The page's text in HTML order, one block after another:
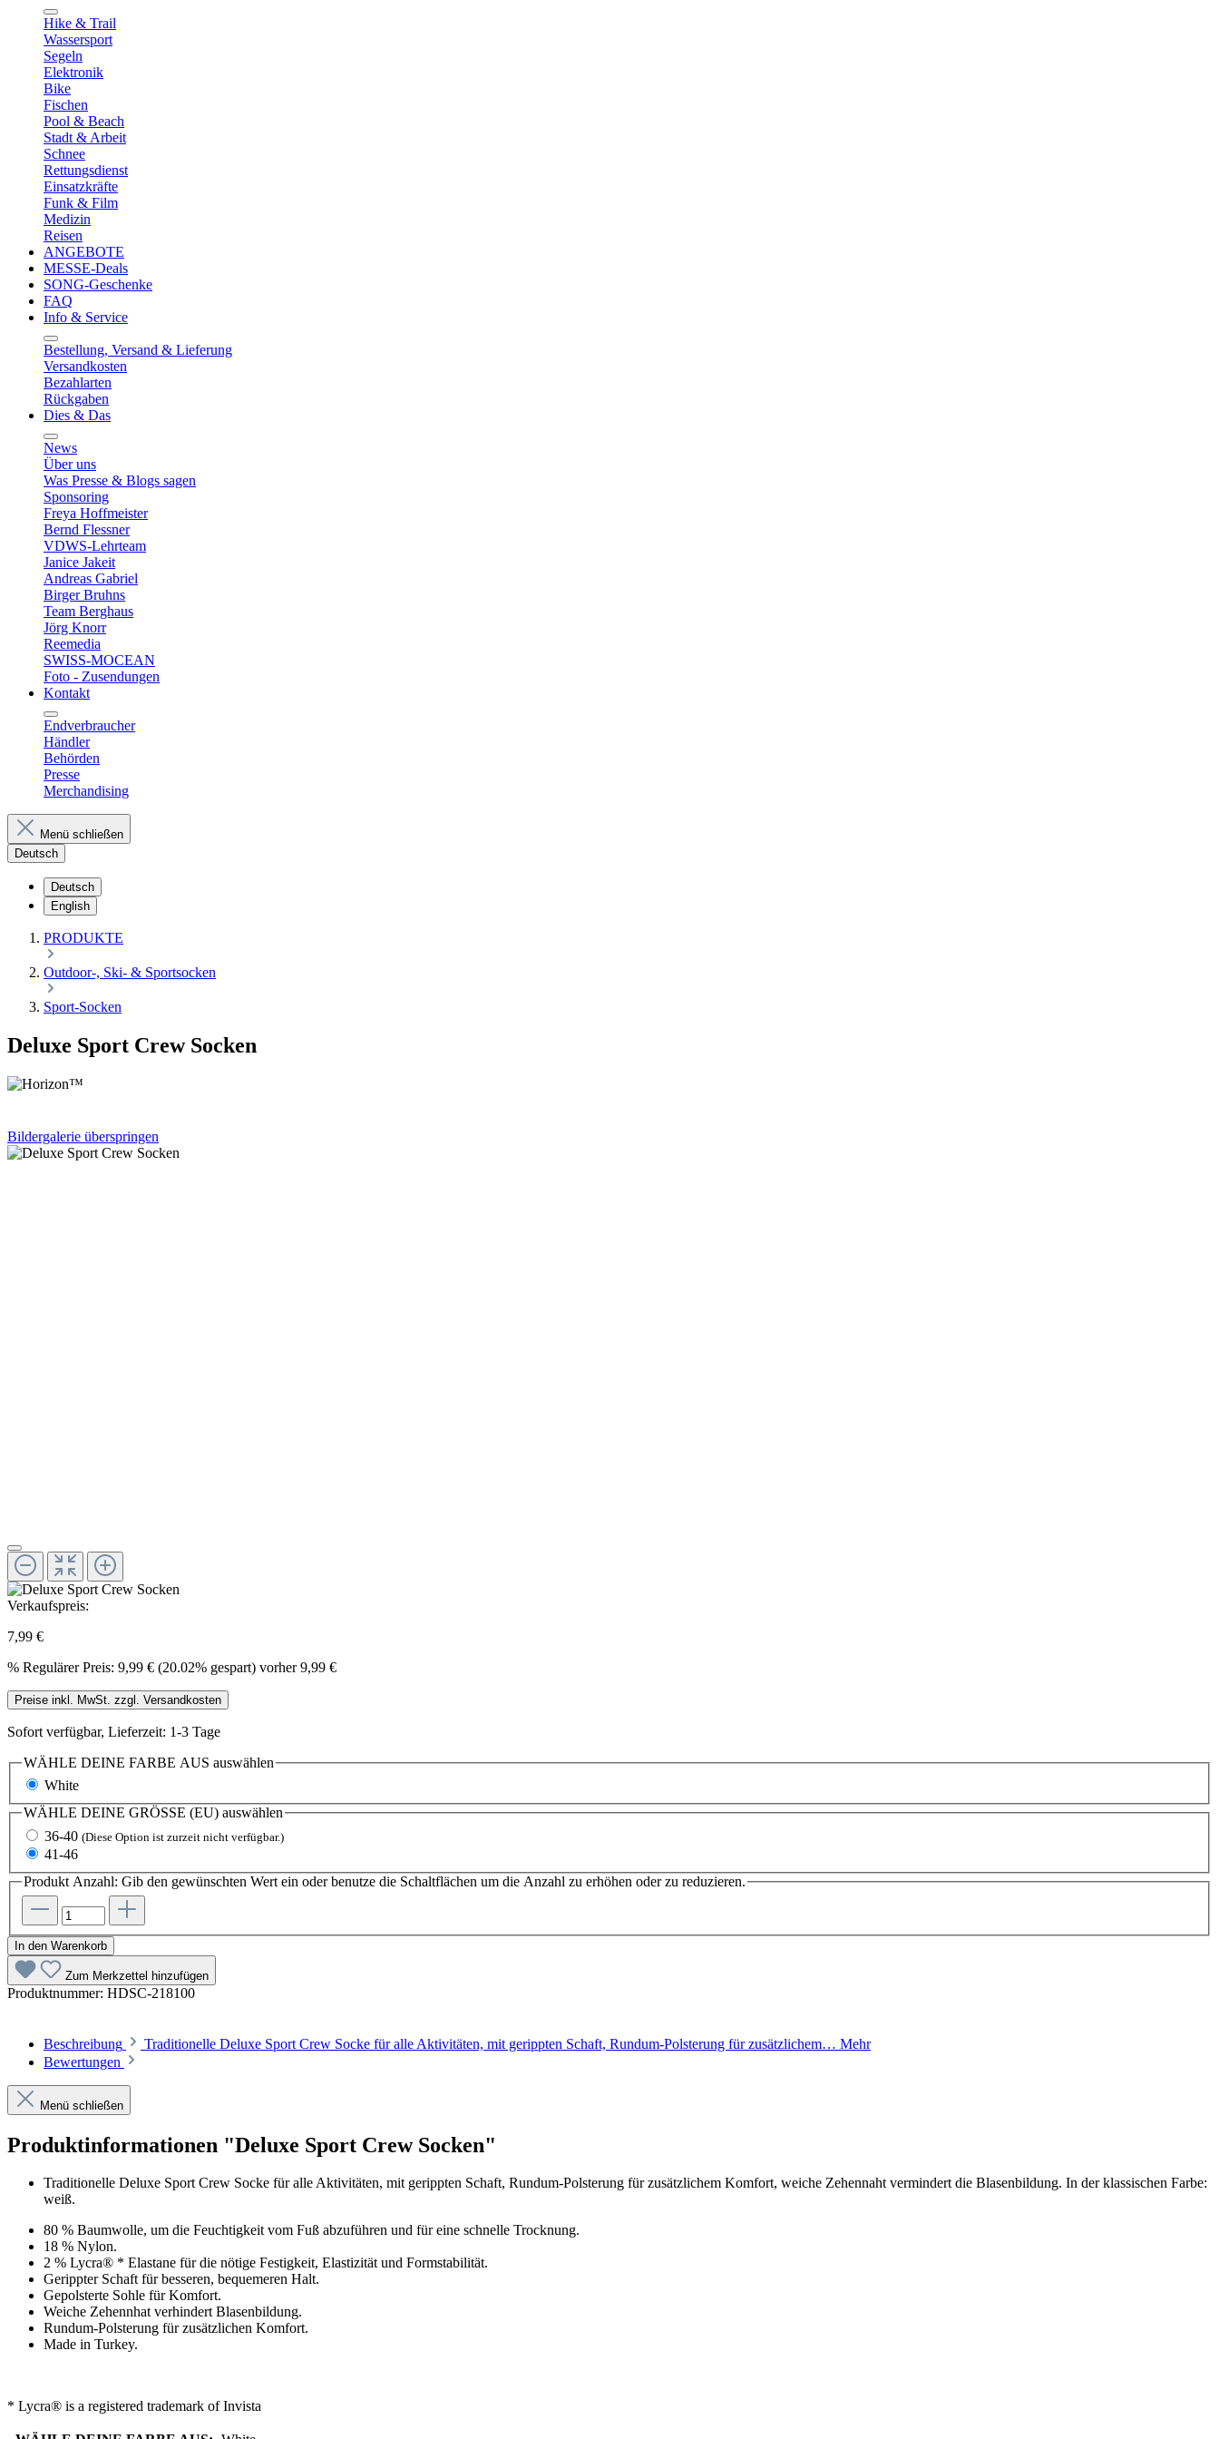
Hike & Trail
Wassersport
Segeln
Elektronik
Bike
Fischen
Pool & Beach
Stadt & Arbeit
Schnee
Rettungsdienst
Einsatzkräfte
Funk & Film
Medizin
Reisen
ANGEBOTE
MESSE-Deals
SONG-Geschenke
FAQ
Info & Service
Bestellung, Versand & Lieferung
Versandkosten
Bezahlarten
Rückgaben
Dies & Das
News
Über uns
Was Presse & Blogs sagen
Sponsoring
Freya Hoffmeister
Bernd Flessner
VDWS-Lehrteam
Janice Jakeit
Andreas Gabriel
Birger Bruhns
Team Berghaus
Jörg Knorr
Reemedia
SWISS-MOCEAN
Foto - Zusendungen
Kontakt
Endverbraucher
Händler
Behörden
Presse
Merchandising
Menü schließen
Deutsch
Deutsch
English
PRODUKTE
Outdoor-, Ski- & Sportsocken
Sport-Socken
Deluxe Sport Crew Socken
Bildergalerie überspringen
Verkaufspreis:
7,99 €
% Regulärer Preis: 9,99 € (20.02% gespart) vorher 9,99 €
Preise inkl. MwSt. zzgl. Versandkosten
Sofort verfügbar, Lieferzeit: 1-3 Tage
WÄHLE DEINE FARBE AUS auswählen
White
WÄHLE DEINE GRÖSSE (EU) auswählen
36-40 (Diese Option ist zurzeit nicht verfügbar.)
41-46
Produkt Anzahl: Gib den gewünschten Wert ein oder benutze die Schaltflächen um die Anzahl zu erhöhen oder zu reduzieren.
In den Warenkorb
Zum Merkzettel hinzufügen
Produktnummer: HDSC-218100
Beschreibung Traditionelle Deluxe Sport Crew Socke für alle Aktivitäten, mit gerippten Schaft, Rundum-Polsterung für zusätzlichem… Mehr
Bewertungen
Menü schließen
Produktinformationen "Deluxe Sport Crew Socken"
Traditionelle Deluxe Sport Crew Socke für alle Aktivitäten, mit gerippten Schaft, Rundum-Polsterung für zusätzlichem Komfort, weiche Zehennaht vermindert die Blasenbildung. In der klassischen Farbe:
weiß.
80 % Baumwolle, um die Feuchtigkeit vom Fuß abzuführen und für eine schnelle Trocknung.
18 % Nylon.
2 % Lycra® * Elastane für die nötige Festigkeit, Elastizität und Formstabilität.
Gerippter Schaft für besseren, bequemeren Halt.
Gepolsterte Sohle für Komfort.
Weiche Zehennhat verhindert Blasenbildung.
Rundum-Polsterung für zusätzlichen Komfort.
Made in Turkey.
* Lycra® is a registered trademark of Invista